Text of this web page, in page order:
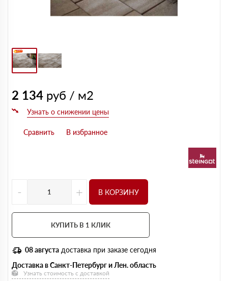
2 134 руб / м2
- + В КОРЗИНУ
КУПИТЬ В 1 КЛИК
08 августа доставка при заказе сегодня
Доставка в Санкт-Петербург и Лен. область
Узнать стоимость с доставкой